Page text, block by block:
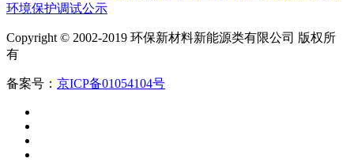
环境保护调试公示
Copyright © 2002-2019 环保新材料新能源类有限公司 版权所
有
备案号： 京ICP备01054104号